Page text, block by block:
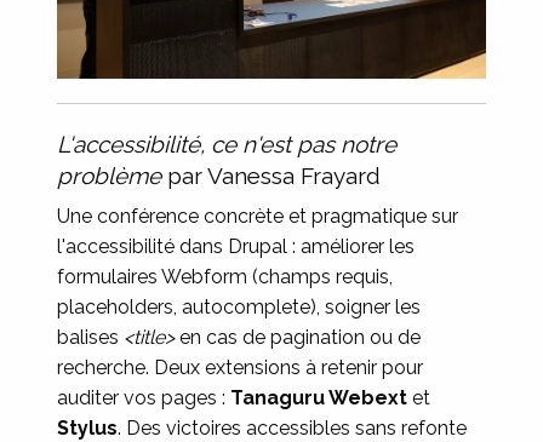
L'accessibilité, ce n'est pas notre
problèmepar Vanessa Frayard
Une conférence concrète et pragmatique sur
l'accessibilité dans Drupal : améliorer les
formulaires Webform (champs requis,
placeholders, autocomplete), soigner les
balises <title>en cas de pagination ou de
recherche. Deux extensions à retenir pour
auditer vos pages : Tanaguru Webext et
Stylus. Des victoires accessibles sans refonte